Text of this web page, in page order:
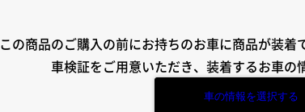
この商品のご購入の前にお持ちのお車に商品が装着
車検証をご用意いただき、装着するお車の
車の情報を選択する